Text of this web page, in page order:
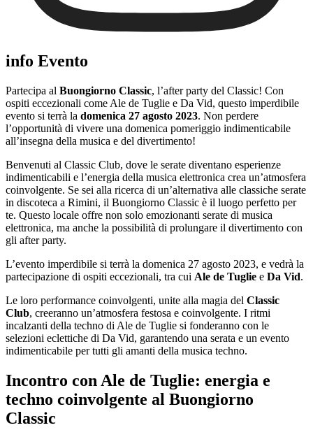
info Evento
Partecipa al Buongiorno Classic, l’after party del Classic! Con
ospiti eccezionali come Ale de Tuglie e Da Vid, questo imperdibile
evento si terrà la domenica 27 agosto 2023. Non perdere
l’opportunità di vivere una domenica pomeriggio indimenticabile
all’insegna della musica e del divertimento!
Benvenuti al Classic Club, dove le serate diventano esperienze
indimenticabili e l’energia della musica elettronica crea un’atmosfera
coinvolgente. Se sei alla ricerca di un’alternativa alle classiche serate
in discoteca a Rimini, il Buongiorno Classic è il luogo perfetto per
te. Questo locale offre non solo emozionanti serate di musica
elettronica, ma anche la possibilità di prolungare il divertimento con
gli after party.
L’evento imperdibile si terrà la domenica 27 agosto 2023, e vedrà la
partecipazione di ospiti eccezionali, tra cui Ale de Tuglie e Da Vid.
Le loro performance coinvolgenti, unite alla magia del Classic
Club, creeranno un’atmosfera festosa e coinvolgente. I ritmi
incalzanti della techno di Ale de Tuglie si fonderanno con le
selezioni eclettiche di Da Vid, garantendo una serata e un evento
indimenticabile per tutti gli amanti della musica techno.
Incontro con Ale de Tuglie: energia e
techno coinvolgente al Buongiorno
Classic